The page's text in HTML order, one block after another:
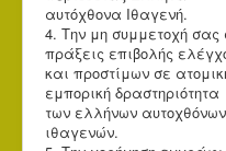
αυτόχθονα Ιθαγενή.
4. Την μη συμμετοχή σας
πράξεις επιβολής
και προστίμων σε
εμπορική δραστηριότητα
των ελλήνων αυτοχθόνων
ιθαγενών.